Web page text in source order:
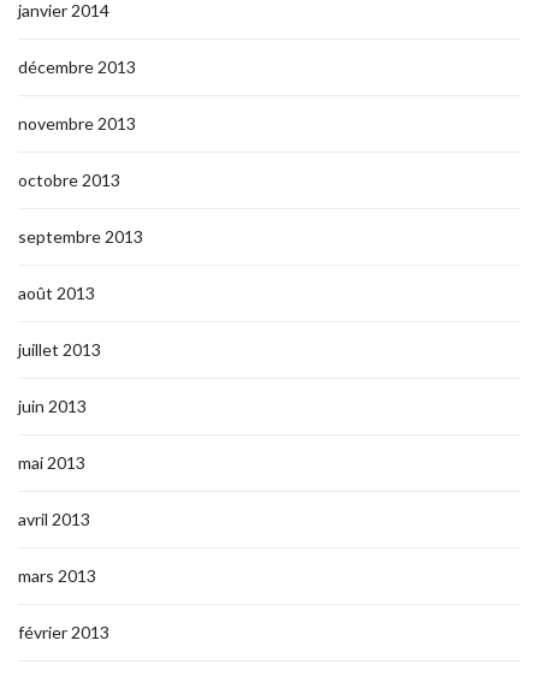
janvier 2014
décembre 2013
novembre 2013
octobre 2013
septembre 2013
août 2013
juillet 2013
juin 2013
mai 2013
avril 2013
mars 2013
février 2013